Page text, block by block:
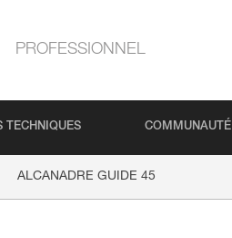
PROFESSIONNEL
TECHNIQUES COMMUNAUTÉ
ALCANADRE GUIDE 45